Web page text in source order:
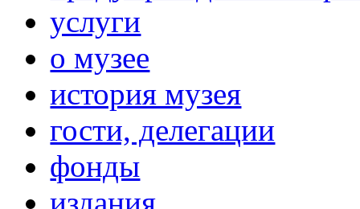
услуги
о музее
история музея
гости, делегации
фонды
издания